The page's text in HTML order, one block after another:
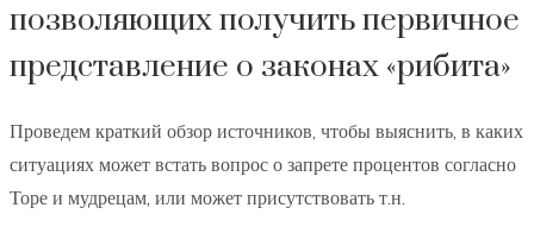
позволяющих получить первичное
представление о законах «рибита»
Проведем краткий обзор источников, чтобы выяснить, в каких
ситуациях может встать вопрос о запрете процентов согласно
Торе и мудрецам, или может присутствовать т.н.